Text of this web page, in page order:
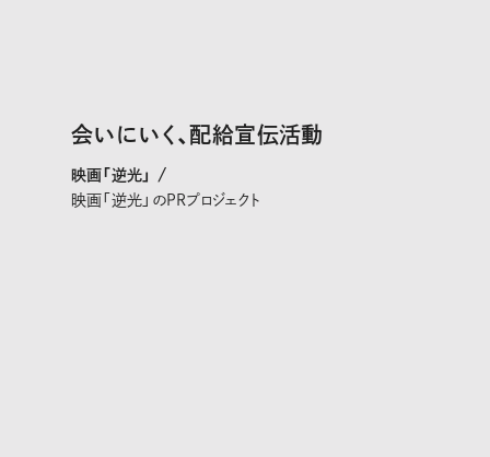
会いにいく、配給宣伝活動
映画「逆光」 /
映画「逆光」のPRプロジェクト